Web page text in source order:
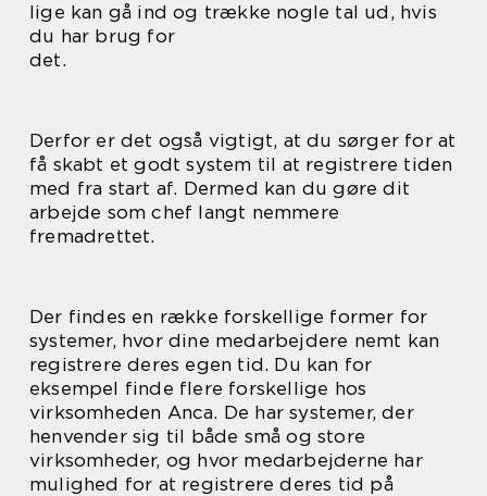
lige kan gå ind og trække nogle tal ud, hvis
du har brug for
det.
Derfor er det også vigtigt, at du sørger for at
få skabt et godt system til at registrere tiden
med fra start af. Dermed kan du gøre dit
arbejde som chef langt nemmere
fremadrettet.
Der findes en række forskellige former for
systemer, hvor dine medarbejdere nemt kan
registrere deres egen tid. Du kan for
eksempel finde flere forskellige hos
virksomheden Anca. De har systemer, der
henvender sig til både små og store
virksomheder, og hvor medarbejderne har
mulighed for at registrere deres tid på